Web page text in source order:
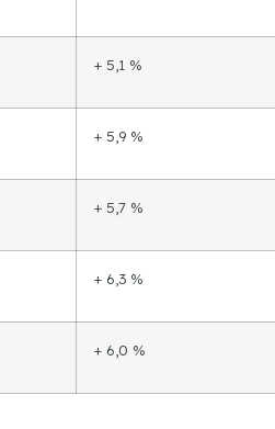
+ 5,1 %
+ 5,9 %
+ 5,7 %
+ 6,3 %
+ 6,0 %